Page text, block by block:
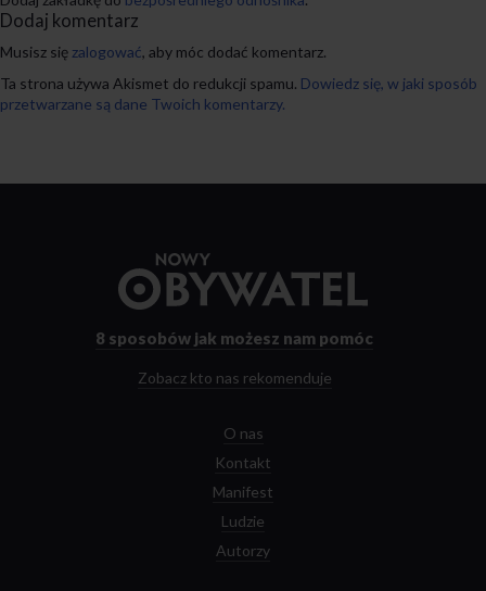
Dodaj komentarz
Musisz się zalogować, aby móc dodać komentarz.
Ta strona używa Akismet do redukcji spamu. Dowiedz się, w jaki sposób
przetwarzane są dane Twoich komentarzy.
strony
8 sposobów jak możesz nam pomóc
Zobacz kto nas rekomenduje
O nas
Kontakt
Manifest
Ludzie
Autorzy